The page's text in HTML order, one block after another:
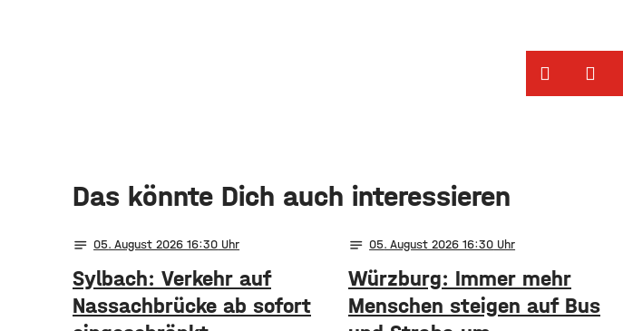
Das könnte Dich auch interessieren
notes 05. August 2026 16:30
Sylbach: Verkehr auf
Nassachbrücke ab sofort
notes 05. August 2026 16:30
Würzburg: Immer mehr
Menschen steigen auf Bus